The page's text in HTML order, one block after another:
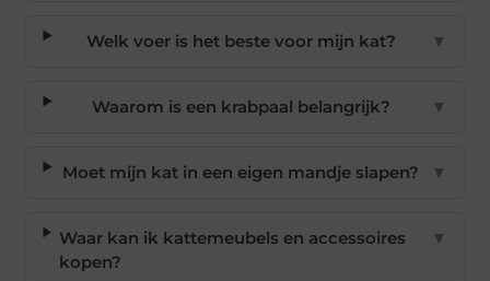
Welk voer is het beste voor mijn kat? ▼
Waarom is een krabpaal belangrijk? ▼
Moet mijn kat in een eigen mandje slapen? ▼
Waar kan ik kattemeubels en accessoires
kopen?
▼